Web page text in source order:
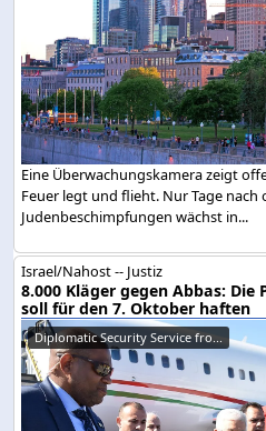
Eine Überwachungskamera zeigt
Feuer legt und flieht. Nur Tage nach
Judenbeschimpfungen wächst in...
Israel/Nahost -- Justiz
8.000 Kläger gegen Abbas:
soll für den 7. Oktober haften
Diplomatic Security Service fro...